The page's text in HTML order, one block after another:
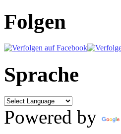
Folgen
Sprache
Powered by